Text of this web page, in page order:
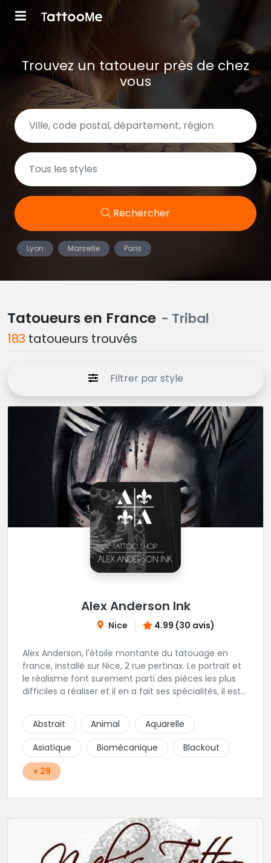
Trouvez un tatoueur près de chez
vous
Rechercher
Lyon Marseille Paris
Tatoueurs en France - Tribal
183 tatoueurs trouvés
Filtrer par style
Alex Anderson Ink
Nice 4.99 (30 avis)
Alex Anderson, l'étoile montante du tatouage en
france, installé sur Nice, 2 rue pertinax. Le portrait et
le réalisme font surement parti des pièces les plus
difficiles a réaliser et il en a fait ses spécialités, il est
religieux ou du chicanos. Romain son frère sera vous
combler par sa finesse pour des pièces comme le
mandala, l'ornemental ou la calligraphie pour le
bonheur des futurs tatoués. Il y a aussi Léa, Maureen,
Fat, Tom, Sento, Lily, des artistes hors normes. Il n'y a
qu'à regarder les pièces sélectionnées ici pour
Abstrait Animal
Aquarelle
Asiatique
Biomécanique
Blackout
+ 29